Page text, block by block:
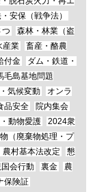
安保（戦争法）
つ
森林・林業（盗
産業
畜産・酪農
付金
ダム・鉄道・
毛島基地問題
気候変動
オンラ
品安全
院内集会
動物愛護
2024衆
（廃棄物処理・プ
村基本法改定
懇
会行動 裏金
農
保険証